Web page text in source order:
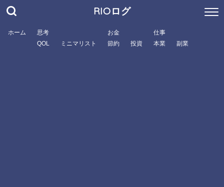
RIOログ
ホーム
思考
QOL
ミニマリスト
お金
節約
投資
仕事
本業
副業